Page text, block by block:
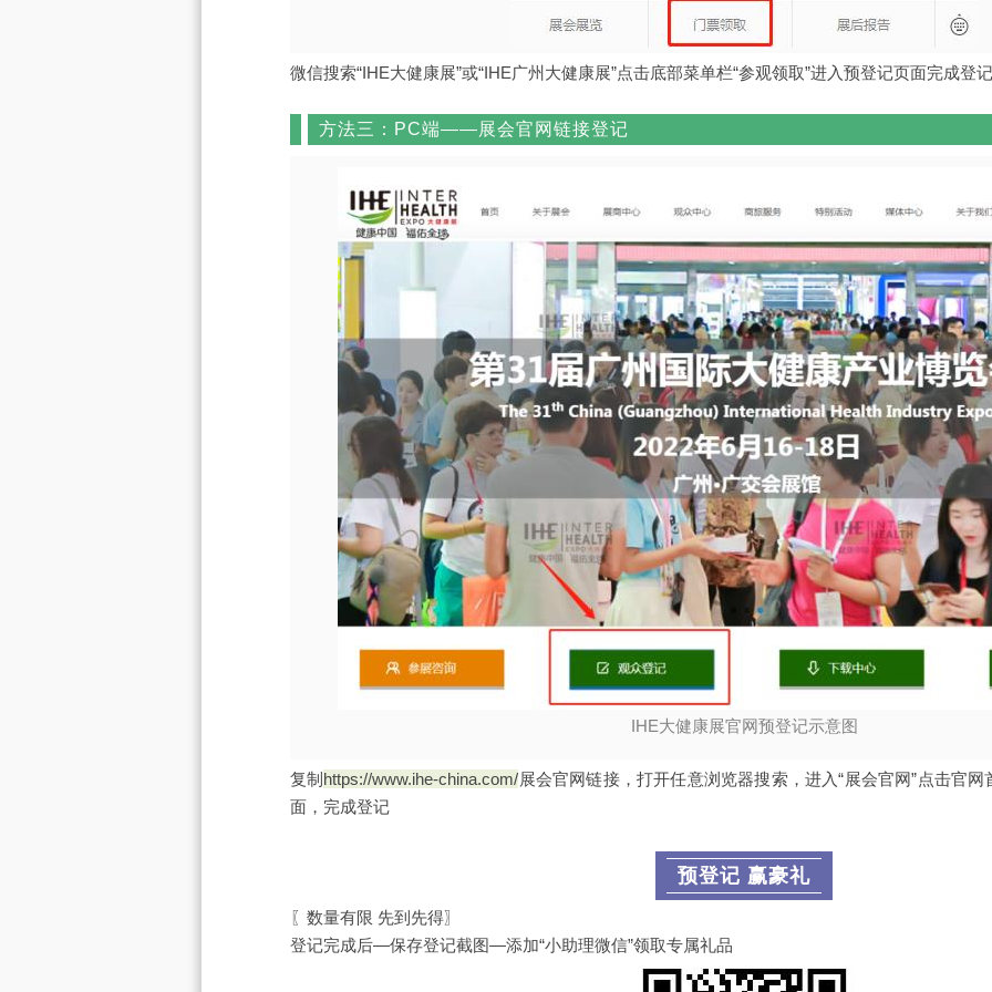
微信搜索“IHE大健康展”或“IHE广州大健康展”点击底部菜单栏“参观领取”进入预登记页面完成登记
方法三：PC端——展会官网链接登记
IHE大健康展官网预登记示意图
复制 https://www.ihe-china.com/展会官网链接，打开任意浏览器搜索，进入“展会官网”点击官网
面，完成登记
预登记 赢豪礼
〖数量有限 先到先得〗
登记完成后—保存登记截图—添加“小助理微信”领取专属礼品